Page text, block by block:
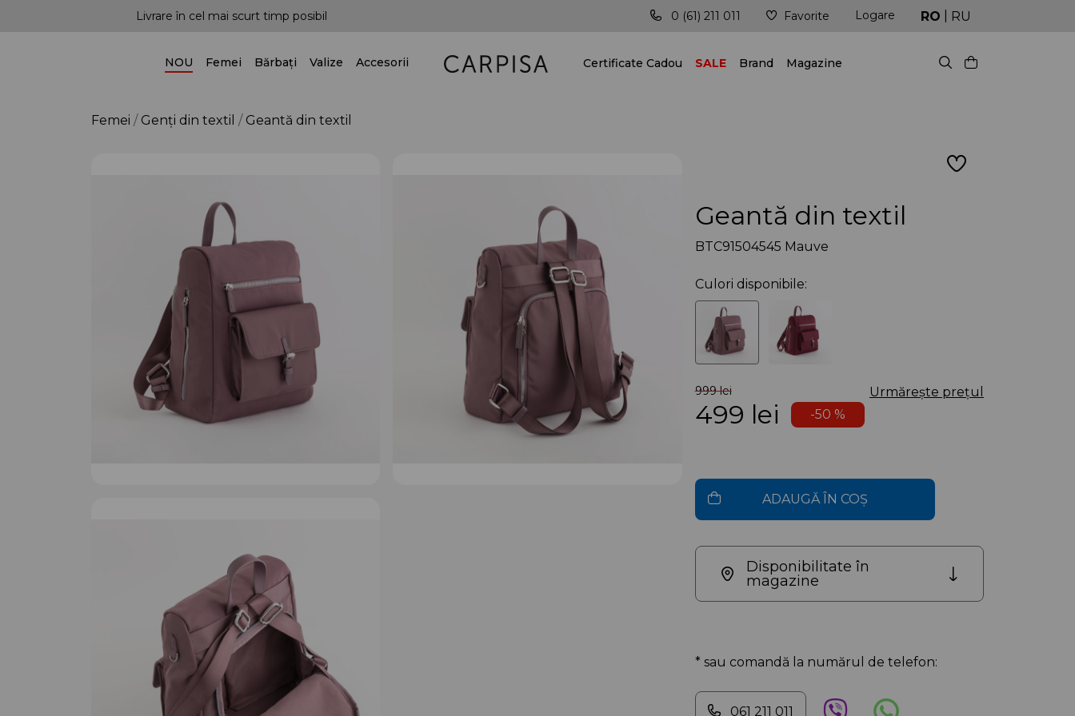
Posibilitatea livrării în toată țara! Livrare în cel mai scurt timp posibil
0 (61) 211 011 Favorite Logare RO RU
NOU Femei Bărbați Valize Accesorii Certificate Cadou SALE Brand Magazine
Femei Genți din textil Geantă din textil
Geantă din textil
BTC91504545 Mauve
Culori disponibile:
999 lei Urmărește prețul
499 lei -50 %
ADAUGĂ ÎN COȘ
Disponibilitate în
magazine
* sau comandă la numărul de telefon:
061 211 011